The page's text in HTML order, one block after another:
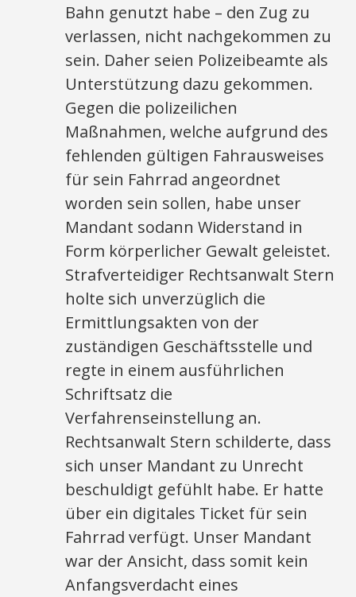
Bahn genutzt habe – den Zug zu
verlassen, nicht nachgekommen zu
sein. Daher seien Polizeibeamte als
Unterstützung dazu gekommen.
Gegen die polizeilichen
Maßnahmen, welche aufgrund des
fehlenden gültigen Fahrausweises
für sein Fahrrad angeordnet
worden sein sollen, habe unser
Mandant sodann Widerstand in
Form körperlicher Gewalt geleistet.
Strafverteidiger Rechtsanwalt Stern
holte sich unverzüglich die
Ermittlungsakten von der
zuständigen Geschäftsstelle und
regte in einem ausführlichen
Schriftsatz die
Verfahrenseinstellung an.
Rechtsanwalt Stern schilderte, dass
sich unser Mandant zu Unrecht
beschuldigt gefühlt habe. Er hatte
über ein digitales Ticket für sein
Fahrrad verfügt. Unser Mandant
war der Ansicht, dass somit kein
Anfangsverdacht eines